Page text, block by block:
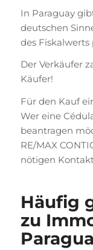
In Paraguay
deutschen
des Fiskalwerts
Der Verkäufer
Käufer!
Für den Kauf
Wer eine
beantragen
RE/MAX
nötigen
Häufig
zu